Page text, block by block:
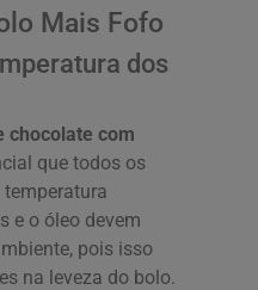
Mais Fofo
dos
chocolate com
que todos os
e o óleo devem
pois isso
na leveza do bolo.